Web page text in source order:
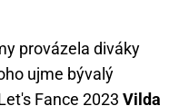
provázela diváky
ujme bývalý
Fance 2023 Vilda